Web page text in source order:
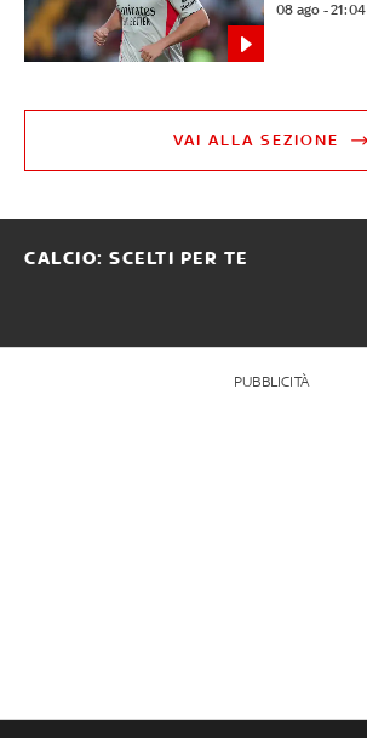
08 ago - 21:04
VAI ALLA SEZIONE
CALCIO: SCELTI PER TE
PUBBLICITÀ